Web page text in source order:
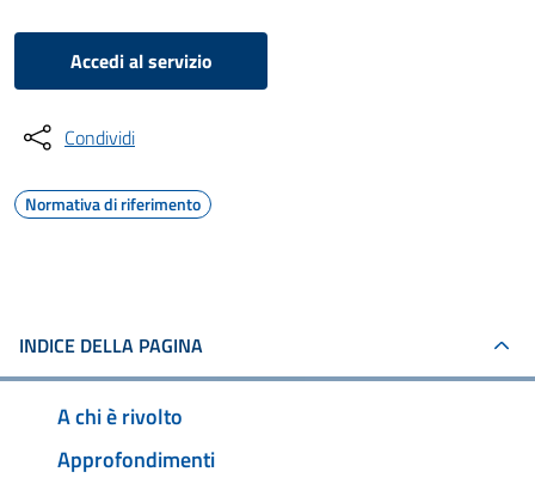
Accedi al servizio
Condividi
Normativa di riferimento
INDICE DELLA PAGINA
A chi è rivolto
Approfondimenti